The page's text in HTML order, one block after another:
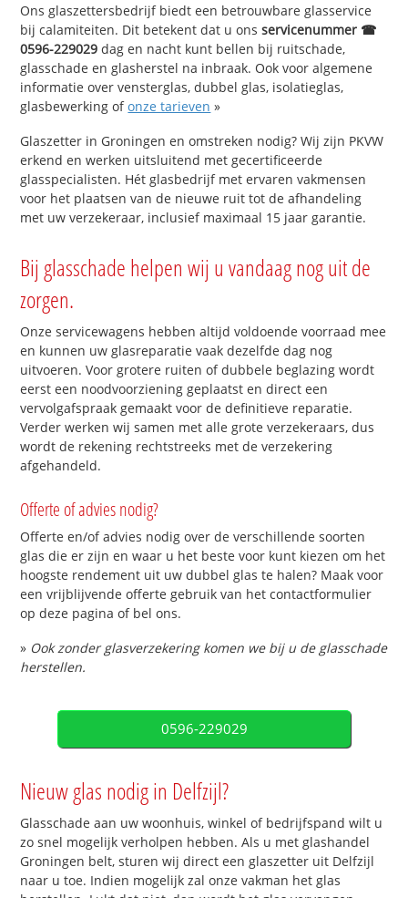
Ons glaszettersbedrijf biedt een betrouwbare glasservice
bij calamiteiten. Dit betekent dat u onsservicenummer ☎
0596-229029 dag en nacht kunt bellen bij ruitschade,
glasschade en glasherstel na inbraak. Ook voor algemene
informatie over vensterglas, dubbel glas, isolatieglas,
glasbewerking ofonze tarieven »
Glaszetter in Groningen en omstreken nodig? Wij zijn PKVW
erkend en werken uitsluitend met gecertificeerde
glasspecialisten. Hét glasbedrijf met ervaren vakmensen
voor het plaatsen van de nieuwe ruit tot de afhandeling
met uw verzekeraar, inclusief maximaal 15 jaar garantie.
Bij glasschade helpen wij u vandaag nog uit de
zorgen.
Onze servicewagens hebben altijd voldoende voorraad mee
en kunnen uw glasreparatie vaak dezelfde dag nog
uitvoeren. Voor grotere ruiten of dubbele beglazing wordt
eerst een noodvoorziening geplaatst en direct een
vervolgafspraak gemaakt voor de definitieve reparatie.
Verder werken wij samen met alle grote verzekeraars, dus
wordt de rekening rechtstreeks met de verzekering
afgehandeld.
Offerte of advies nodig?
Offerte en/of advies nodig over de verschillende soorten
glas die er zijn en waar u het beste voor kunt kiezen om het
hoogste rendement uit uw dubbel glas te halen? Maak voor
een vrijblijvende offerte gebruik van het contactformulier
op deze pagina of bel ons.
» Ook zonder glasverzekering komen we bij u de glasschade
herstellen.
0596-229029
Nieuw glas nodig in Delfzijl?
Glasschade aan uw woonhuis, winkel of bedrijfspand wilt u
zo snel mogelijk verholpen hebben. Als u met glashandel
Groningen belt, sturen wij direct een glaszetter uit Delfzijl
naar u toe. Indien mogelijk zal onze vakman het glas